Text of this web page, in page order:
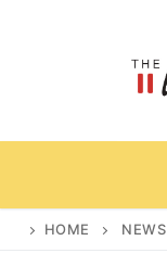
HOME NEWS